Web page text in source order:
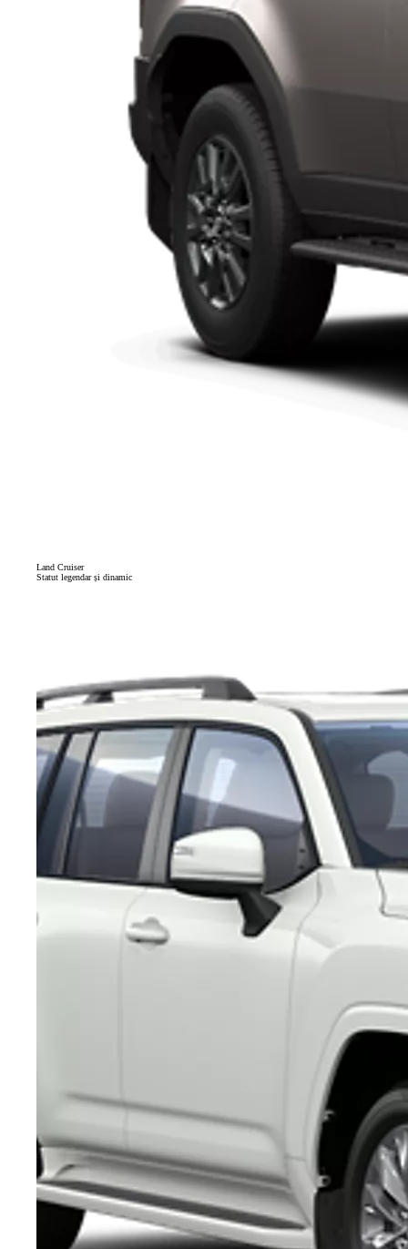
Land Cruiser
Statut legendar și dinamic